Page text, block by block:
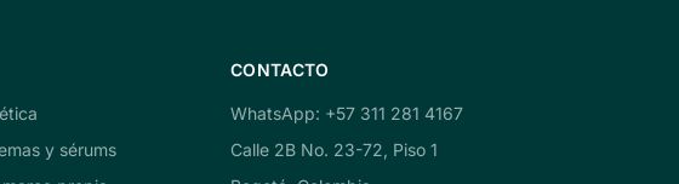
y sérums
CONTACTO
WhatsApp: +57 311 281 4167
Calle 2B No. 23-72, Piso 1